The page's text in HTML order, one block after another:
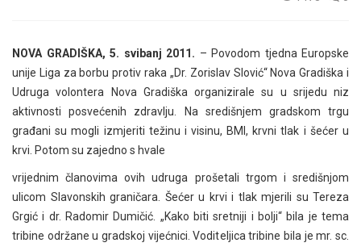
NOVA GRADIŠKA, 5. svibanj 2011. – Povodom tjedna Europske
unije Liga za borbu protiv raka „Dr. Zorislav Slović“ Nova Gradiška i
Udruga volontera Nova Gradiška organizirale su u srijedu niz
aktivnosti posvećenih zdravlju. Na središnjem gradskom trgu
građani su mogli izmjeriti težinu i visinu, BMI, krvni tlak i šećer u
krvi. Potom su zajedno s hvale
vrijednim članovima ovih udruga prošetali trgom i središnjom
ulicom Slavonskih graničara. Šećer u krvi i tlak mjerili su Tereza
Grgić i dr. Radomir Dumičić. „Kako biti sretniji i bolji“ bila je tema
tribine održane u gradskoj vijećnici. Voditeljica tribine bila je mr. sc.